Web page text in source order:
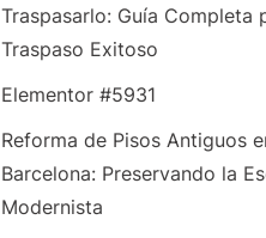
Traspasarlo: Guía Completa
Traspaso Exitoso
Elementor #5931
Reforma de Pisos Antiguos
Barcelona: Preservando la
Modernista